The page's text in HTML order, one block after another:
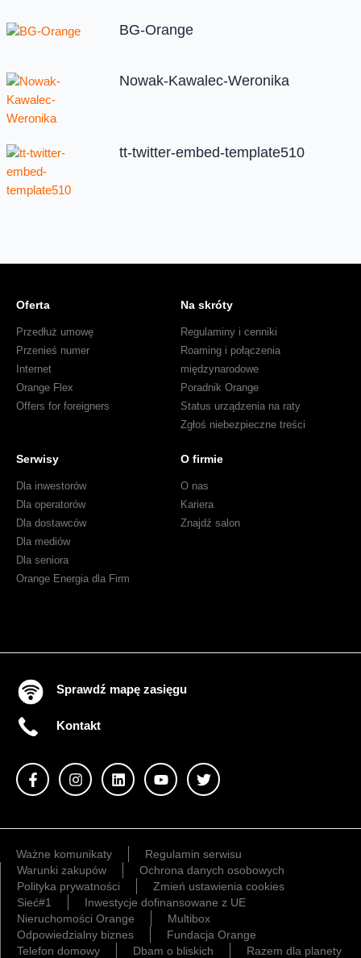
BG-Orange
Nowak-Kawalec-Weronika
tt-twitter-embed-template510
Oferta
Przedłuż umowę
Przenieś numer
Internet
Orange Flex
Offers for foreigners
Na skróty
Regulaminy i cenniki
Roaming i połączenia
międzynarodowe
Poradnik Orange
Status urządzenia na raty
Zgłoś niebezpieczne treści
Serwisy
Dla inwestorów
Dla operatorów
Dla dostawców
Dla mediów
Dla seniora
Orange Energia dla Firm
O firmie
O nas
Kariera
Znajdź salon
Sprawdź mapę zasięgu
Kontakt
Ważne komunikaty
Regulamin serwisu
Warunki zakupów
Ochrona danych osobowych
Polityka prywatności
Zmień ustawienia cookies
Sieć#1
Inwestycje dofinansowane z UE
Nieruchomości Orange
Multibox
Odpowiedzialny biznes
Fundacja Orange
Telefon domowy
Dbam o bliskich Razem dla planety